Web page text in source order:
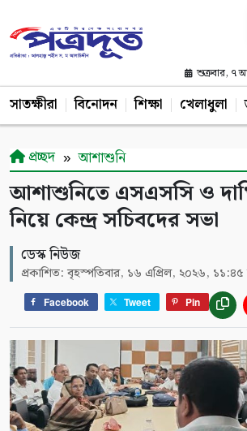
শুক্রবার, ৭
সাতক্ষীরা বিনোদন শিক্ষা খেলাধুলা
প্রচ্ছদ আশাশুনি
আশাশুনিতে এসএসসি ও
নিয়ে কেন্দ্র সচিবদের সভা
ডেস্ক নিউজ
প্রকাশিত: বৃহস্পতিবার, ১৬ এপ্রিল, ২০২৬, ১১:৪৫
Facebook Tweet Pin